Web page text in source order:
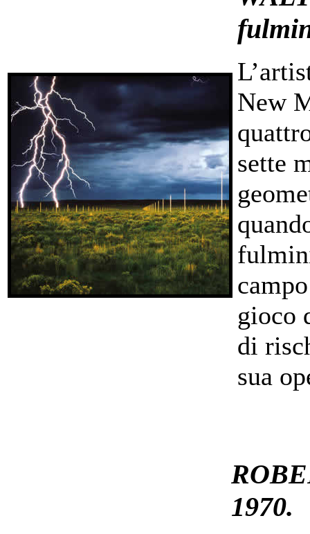
New
sette
gioco
di
sua
1970.